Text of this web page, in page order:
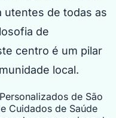
utentes de todas as
de
centro é um pilar
local.
de São
Cuidados de Saúde